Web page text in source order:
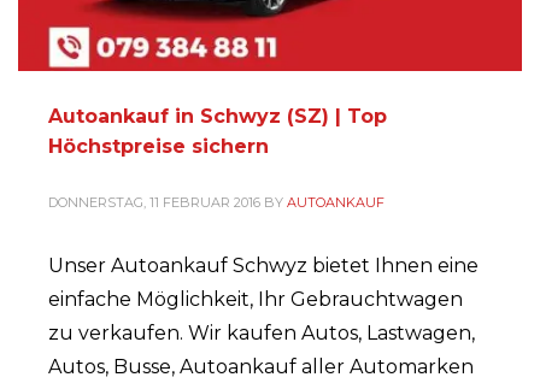
Autoankauf in Schwyz (SZ) | Top
Höchstpreise sichern
DONNERSTAG, 11 FEBRUAR 2016 BY AUTOANKAUF
Unser Autoankauf Schwyz bietet Ihnen eine
einfache Möglichkeit, Ihr Gebrauchtwagen
zu verkaufen. Wir kaufen Autos, Lastwagen,
Autos, Busse, Autoankauf aller Automarken